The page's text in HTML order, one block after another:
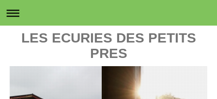
LES ECURIES DES PETITS
PRES